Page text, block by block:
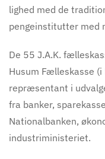
lighed med de
pengeinstitutter med
De 55 J.A.K.
Husum Fælleskasse (i
repræsentant i
fra banker,
Nationalbanken,
industriministeriet.